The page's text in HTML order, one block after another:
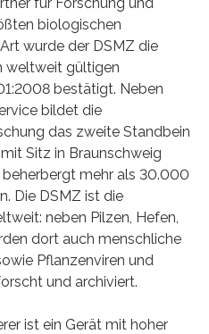
biologischen
wurde der DSMZ die
weltweit gültigen
bestätigt. Neben
bildet die
das zweite Standbein
Sitz in Braunschweig
beherbergt mehr als 30.000
Die DSMZ ist die
neben Pilzen, Hefen,
dort auch menschliche
Pflanzenviren und
und archiviert.
ist ein Gerät mit hoher